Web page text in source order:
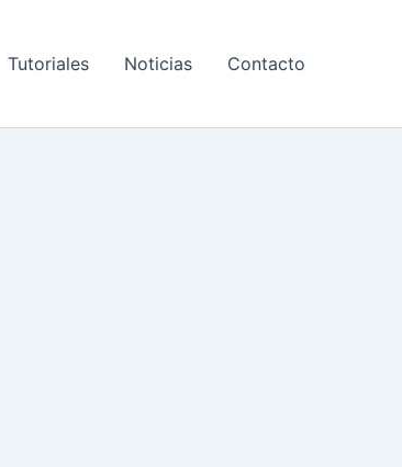
Tutoriales Noticias Contacto